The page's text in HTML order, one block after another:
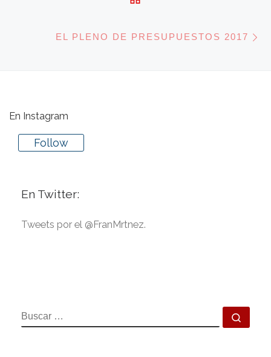
EL PLENO DE PRESUPUESTOS 2017
En Instagram
Follow
En Twitter:
Tweets por el @FranMrtnez.
BUSCAR